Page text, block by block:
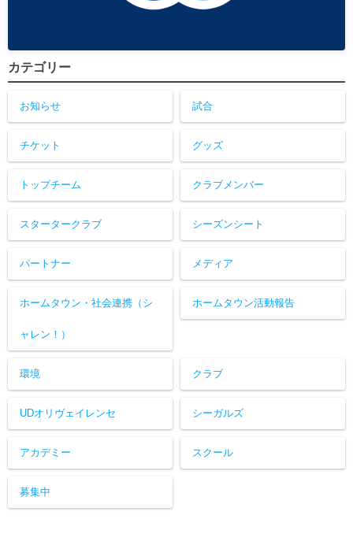
カテゴリー
お知らせ 試合
チケット グッズ
トップチーム クラブメンバー
スタータークラブ シーズンシート
パートナー メディア
ホームタウン・社会連携（シ
ャレン！）
ホームタウン活動報告
環境 クラブ
UDオリヴェイレンセ シーガルズ
アカデミー スクール
募集中